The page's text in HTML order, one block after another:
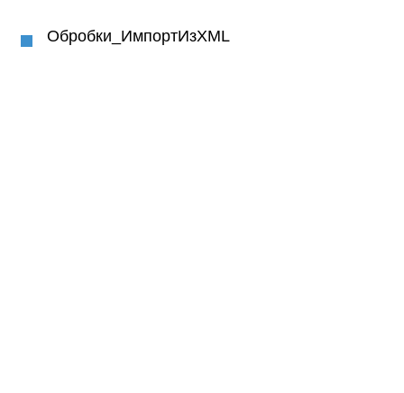
Обробки_ИмпортИзXML